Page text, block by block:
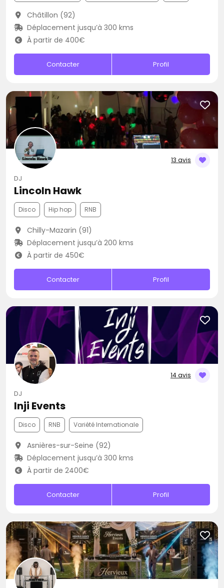
Châtillon (92)
Déplacement jusqu’à 300 kms
À partir de 400€
Contacter Profil
13 avis
DJ
Lincoln Hawk
Disco Hip hop RNB
Chilly-Mazarin (91)
Déplacement jusqu’à 200 kms
À partir de 450€
Contacter Profil
14 avis
DJ
Inji Events
Disco RNB Variété Internationale
Asnières-sur-Seine (92)
Déplacement jusqu’à 300 kms
À partir de 2400€
Contacter Profil